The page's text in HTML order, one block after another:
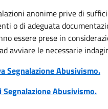
anonime prive di
o di adeguata
essere prese in
avviare le necessarie
Segnalazione Abusivismo.
Abusivismo.